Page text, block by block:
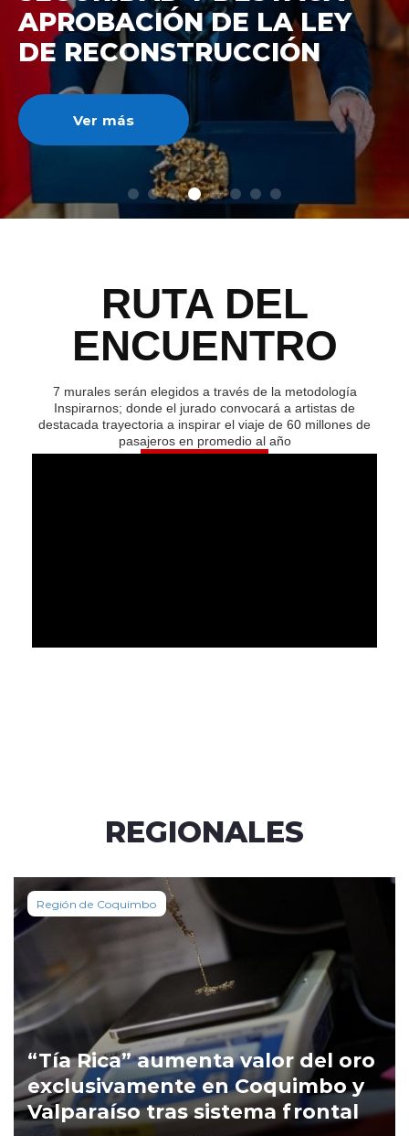
DE RECONSTRUCCIÓ
NACIONAL
Ver más
RUTA DEL
ENCUENTRO
7 murales serán elegidos a través de la metodología
Inspirarnos; donde el jurado convocará a artistas de
destacada trayectoria a inspirar el viaje de 60 millones de
pasajeros en promedio al año
REGIONALES
Región de Coquimbo
“Tía Rica” aumenta valor del oro
exclusivamente en Coquimbo y
Valparaíso tras sistema frontal